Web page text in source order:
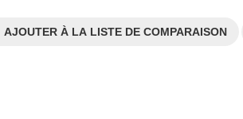
AJOUTER À LA LISTE DE COMPARAISON